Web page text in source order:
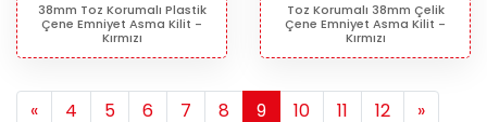
38mm Toz Korumalı Plastik
Çene Emniyet Asma Kilit -
Kırmızı
Toz Korumalı 38mm Çelik
Çene Emniyet Asma Kilit -
Kırmızı
«Next
4 5 6 7 8 9 10 11 12 »Next